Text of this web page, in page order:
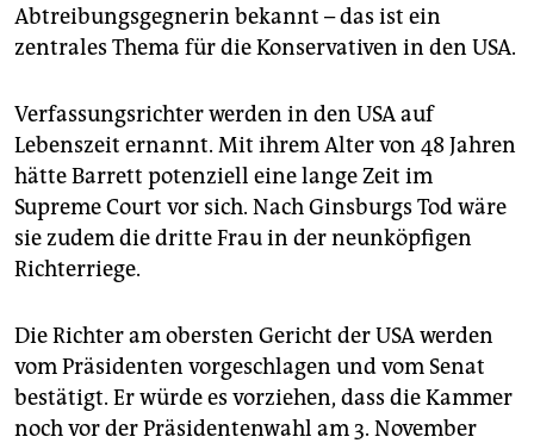
Abtreibungsgegnerin bekannt – das ist ein
zentrales Thema für die Konservativen in den USA.
Verfassungsrichter werden in den USA auf
Lebenszeit ernannt. Mit ihrem Alter von 48 Jahren
hätte Barrett potenziell eine lange Zeit im
Supreme Court vor sich. Nach Ginsburgs Tod wäre
sie zudem die dritte Frau in der neunköpfigen
Richterriege.
Die Richter am obersten Gericht der USA werden
vom Präsidenten vorgeschlagen und vom Senat
bestätigt. Er würde es vorziehen, dass die Kammer
noch vor der Präsidentenwahl am 3. November